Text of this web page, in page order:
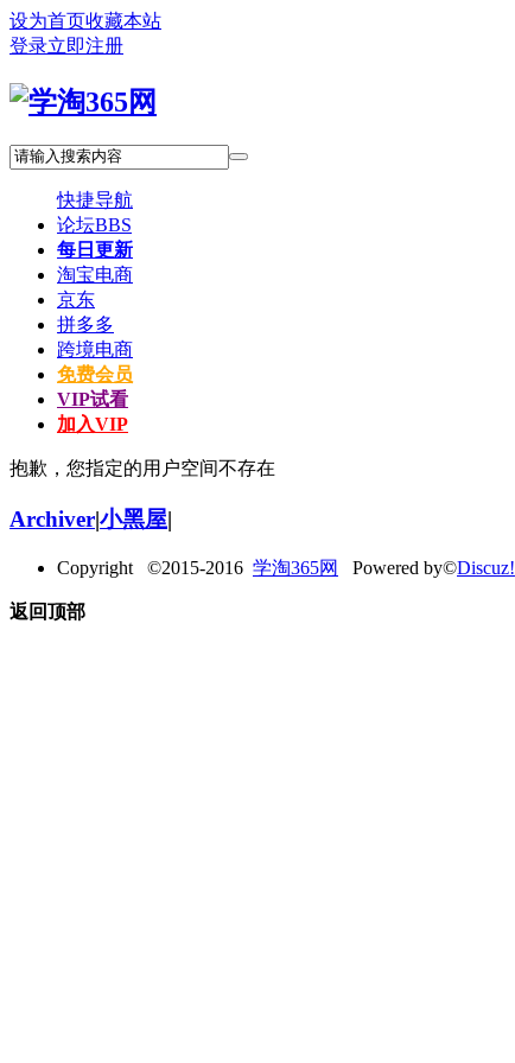
设为首页收藏本站
登录立即注册
快捷导航
论坛BBS
每日更新
淘宝电商
京东
拼多多
跨境电商
免费会员
VIP试看
加入VIP
抱歉，您指定的用户空间不存在
Archiver|小黑屋|
Copyright ©2015-2016 学淘365网 Powered by©Discuz!
返回顶部